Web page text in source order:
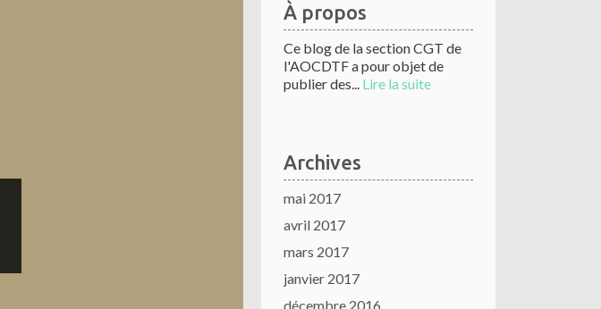
À propos
Ce blog de la section CGT de
l'AOCDTF a pour objet de
publier des... Lire la suite
Archives
mai 2017
avril 2017
mars 2017
janvier 2017
décembre 2016